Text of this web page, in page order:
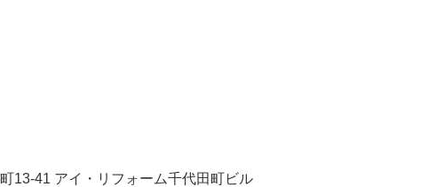
41 アイ・リフォーム千代田町ビル